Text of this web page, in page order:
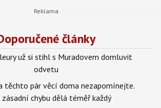
články
už si stihl s Muradovem domluvit
odvetu
těchto pár věcí doma nezapomínejte.
zásadní chybu dělá téměř každý